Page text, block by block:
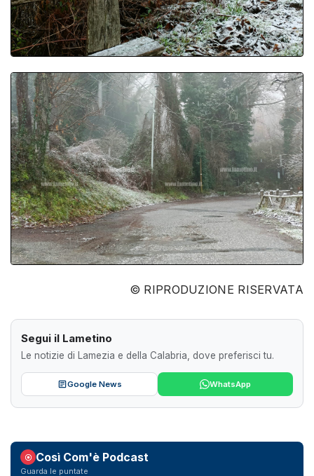
© RIPRODUZIONE RISERVATA
Segui il Lametino
Le notizie di Lamezia e della Calabria, dove preferisci tu.
Google News WhatsApp
Così Com'è Podcast
Guarda le puntate